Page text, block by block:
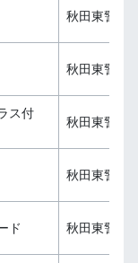
秋田東警察
秋田東警察
ス付
秋田東警察
秋田東警察
ド 秋田東警察